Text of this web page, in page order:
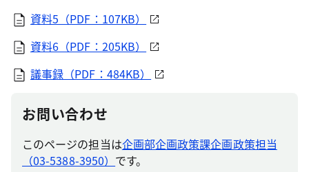
資料5（PDF：107KB）
資料6（PDF：205KB）
議事録（PDF：484KB）
お問い合わせ
このページの担当は企画部企画政策課企画政策担当
（03-5388-3950） です。